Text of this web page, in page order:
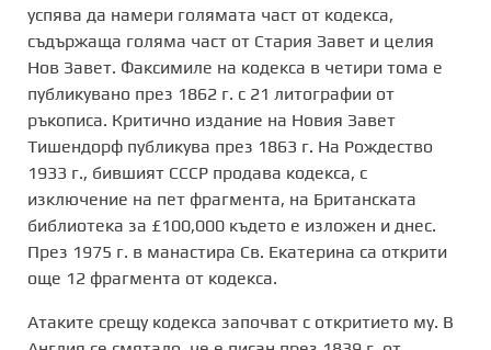
успява да намери голямата част от кодекса,
съдържаща голяма част от Стария Завет и целия
Нов Завет. Факсимиле на кодекса в четири тома е
публикувано през 1862 г. с 21 литографии от
ръкописа. Критично издание на Новия Завет
Тишендорф публикува през 1863 г. На Рождество
1933 г., бившият СССР продава кодекса, с
изключение на пет фрагмента, на Британската
библиотека за £100,000 където е изложен и днес.
През 1975 г. в манастира Св. Екатерина са открити
още 12 фрагмента от кодекса.
Атаките срещу кодекса започват с откритието му. В